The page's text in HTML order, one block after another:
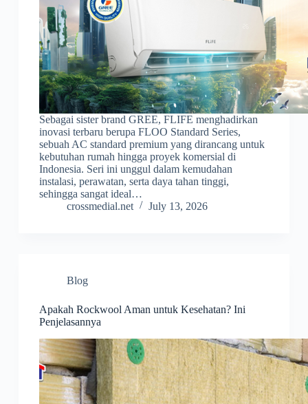
Sebagai sister brand GREE, FLIFE menghadirkan
inovasi terbaru berupa FLOO Standard Series,
sebuah AC standard premium yang dirancang untuk
kebutuhan rumah hingga proyek komersial di
Indonesia. Seri ini unggul dalam kemudahan
instalasi, perawatan, serta daya tahan tinggi,
sehingga sangat ideal…
crossmedial.net
July 13, 2026
Blog
Apakah Rockwool Aman untuk Kesehatan? Ini
Penjelasannya